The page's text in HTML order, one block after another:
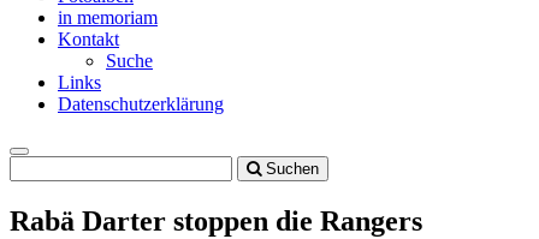
in memoriam
Kontakt
Suche
Links
Datenschutzerklärung
Toggle
navigation
Suchen
Rabä Darter stoppen die Rangers